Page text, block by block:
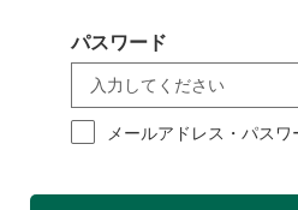
パスワード
メールアドレス・パスワ